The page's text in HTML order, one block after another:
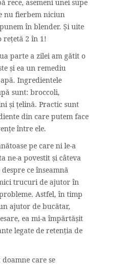
rece, asemeni unei supe
nu fierbem niciun
în blender. Și uite
rețetă 2 în 1!
parte a zilei am gătit o
și ea un remediu
Ingredientele
sunt: broccoli,
și țelină. Practic sunt
din care putem face
între ele.
pe care ni le-a
ne-a povestit și câteva
ce înseamnă
trucuri de ajutor în
Astfel, în timp
ajutor de bucătar,
ea mi-a împărtășit
legate de retenția de
care se